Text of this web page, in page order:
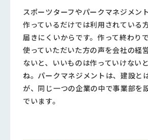
スポーツターフやパークマネジメン
作っているだけでは利用されている
届きにくいからです。作って終わり
使っていただいた方の声を会社の経
ないと、いいものは作っていけない
ね。パークマネジメントは、建設と
が、同じ一つの企業の中で事業部を
でいます。